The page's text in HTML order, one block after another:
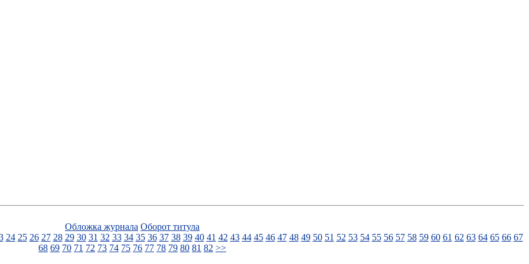
Обложка журнала Оборот титула
24 25 26 27 28 29 30 31 32 33 34 35 36 37 38 39 40 41 42 43 44 45 46 47 48 49 50 51 52 53 54 55 56 57 58 59 60 61 62 63 64 65 66 67
68 69 70 71 72 73 74 75 76 77 78 79 80 81 82 >>